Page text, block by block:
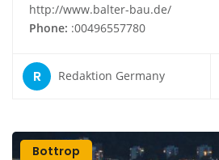
http://www.balter-bau.de/
Phone: :00496557780
R Redaktion Germany
Bottrop